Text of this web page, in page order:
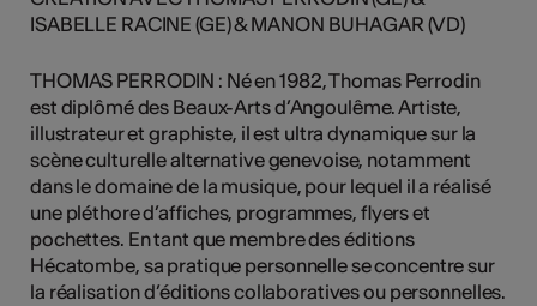
ISABELLE RACINE (GE) & MANON BUHAGAR (VD)
THOMAS PERRODIN : Né en 1982, Thomas Perrodin
est diplômé des Beaux-Arts d’Angoulême. Artiste,
illustrateur et graphiste, il est ultra dynamique sur la
scène culturelle alternative genevoise, notamment
dans le domaine de la musique, pour lequel il a réalisé
une pléthore d’affiches, programmes, flyers et
pochettes. En tant que membre des éditions
Hécatombe, sa pratique personnelle se concentre sur
la réalisation d’éditions collaboratives ou personnelles.